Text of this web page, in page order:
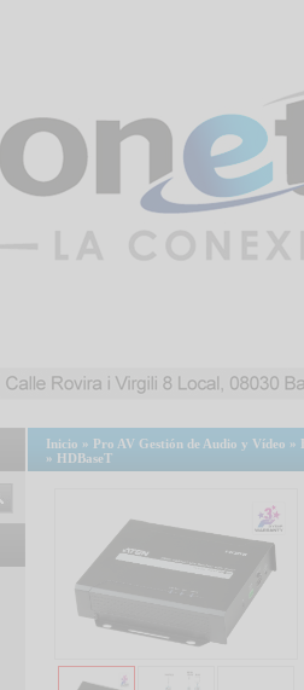
Inicio » Pro AV Gestión de Audio y Vídeo »
» HDBaseT